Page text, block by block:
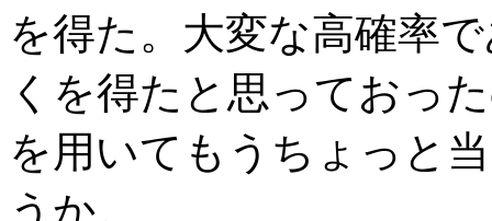
を得た。大変な高確率
くを得たと思っておっ
を用いてもうちょっと
うか。